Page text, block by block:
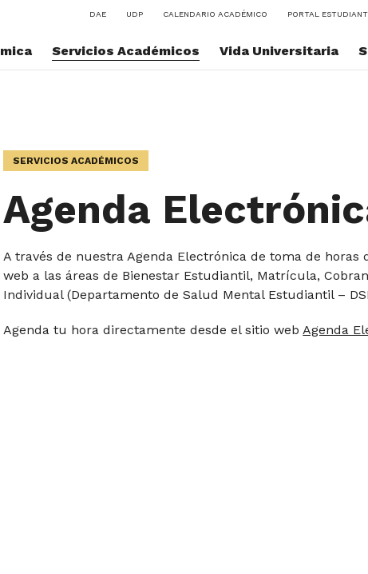
DAE UDP CALENDARIO ACADÉMICO PORTAL
Servicios Académicos Vida Universitaria
SERVICIOS ACADÉMICOS
Agenda
A través de nuestra Agenda Electrónica de toma de
web a las áreas de Bienestar Estudiantil, Matrícula,
Individual (Departamento de Salud Mental Estudiantil –
Agenda tu hora directamente desde el sitio webAgenda